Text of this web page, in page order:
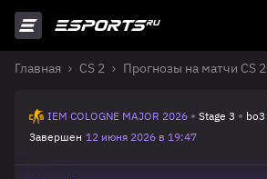
Главная CS 2 Прогнозы на матчи CS 2
IEM COLOGNE MAJOR 2026 Stage 3 bo3
Завершен 12 июня 2026 в 19:47